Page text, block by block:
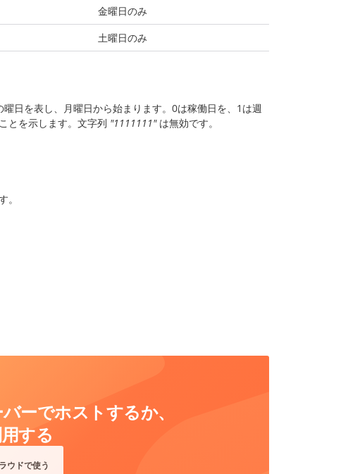
金曜日のみ
土曜日のみ
日を表し、月曜日から始まります。0は稼働日を、1は週
とを示します。文字列 "1111111"は無効です。
。
ーでホストするか、
する
ウドで使う